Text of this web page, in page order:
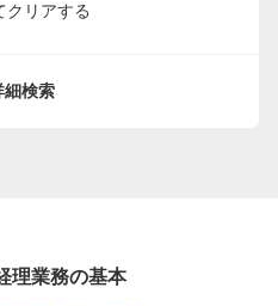
クリアする
細検索
理業務の基本